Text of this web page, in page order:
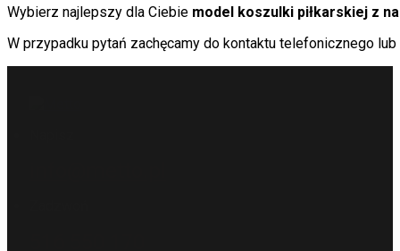
Wybierz najlepszy dla Ciebie model koszulki piłkarskiej z
W przypadku pytań zachęcamy do kontaktu telefonicznego